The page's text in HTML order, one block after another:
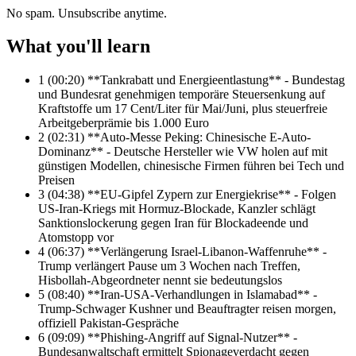
No spam. Unsubscribe anytime.
What you'll learn
1 (00:20) **Tankrabatt und Energieentlastung** - Bundestag
und Bundesrat genehmigen temporäre Steuersenkung auf
Kraftstoffe um 17 Cent/Liter für Mai/Juni, plus steuerfreie
Arbeitgeberprämie bis 1.000 Euro
2 (02:31) **Auto-Messe Peking: Chinesische E-Auto-
Dominanz** - Deutsche Hersteller wie VW holen auf mit
günstigen Modellen, chinesische Firmen führen bei Tech und
Preisen
3 (04:38) **EU-Gipfel Zypern zur Energiekrise** - Folgen
US-Iran-Kriegs mit Hormuz-Blockade, Kanzler schlägt
Sanktionslockerung gegen Iran für Blockadeende und
Atomstopp vor
4 (06:37) **Verlängerung Israel-Libanon-Waffenruhe** -
Trump verlängert Pause um 3 Wochen nach Treffen,
Hisbollah-Abgeordneter nennt sie bedeutungslos
5 (08:40) **Iran-USA-Verhandlungen in Islamabad** -
Trump-Schwager Kushner und Beauftragter reisen morgen,
offiziell Pakistan-Gespräche
6 (09:09) **Phishing-Angriff auf Signal-Nutzer** -
Bundesanwaltschaft ermittelt Spionageverdacht gegen